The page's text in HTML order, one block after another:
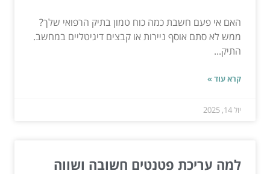
האם אי פעם חשבת כמה כוח טמון בתיק הרפואי שלך?
ממש לא סתם אוסף ניירות או קבצים דיגיטליים במחשב.
התיק...
קרא עוד »
יול 14, 2025
למה עריכת פטנטים חשובה ושווה